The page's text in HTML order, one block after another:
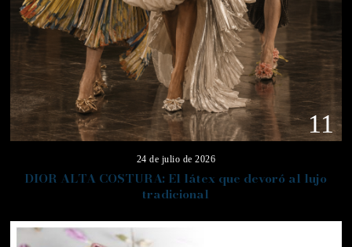
11
24 de julio de 2026
DIOR ALTA COSTURA: El látex que devoró al lujo
tradicional